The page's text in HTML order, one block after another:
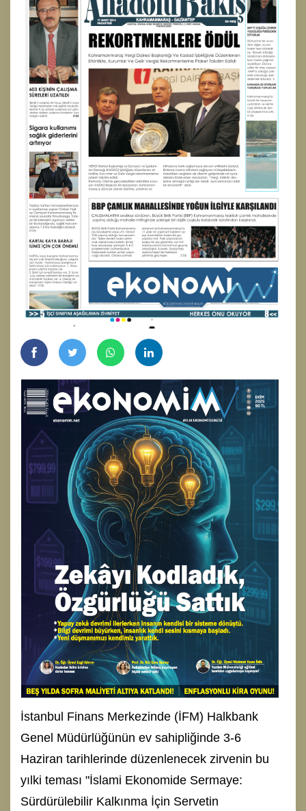
İstanbul Finans Merkezinde (İFM) Halkbank
Genel Müdürlüğünün ev sahipliğinde 3-6
Haziran tarihlerinde düzenlenecek zirvenin bu
yılki teması "İslami Ekonomide Sermaye:
Sürdürülebilir Kalkınma İçin Servetin